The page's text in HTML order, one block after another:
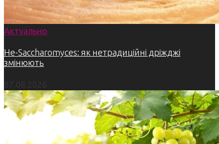
Актуально
Не-Saccharomyces: як нетрадиційні дріжджі
змінюють